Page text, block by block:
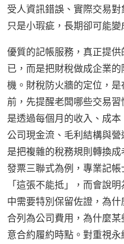
受人資訊錯誤、實際交易
只是小瑕疵，長期卻可能
優質的記帳服務，真正提
已，而是把財稅做成企業
機。財稅防火牆的定位，
前，先提醒老闆哪些交易
是透過每個月的收入、成
公司現金流、毛利結構與
是把複雜的稅務規則轉換
發票三聯式為例，專業記
「這張不能抵」，而會說
中需要特別保留佐證，為
合列為公司費用，為什麼
意合約履約時點。對重視